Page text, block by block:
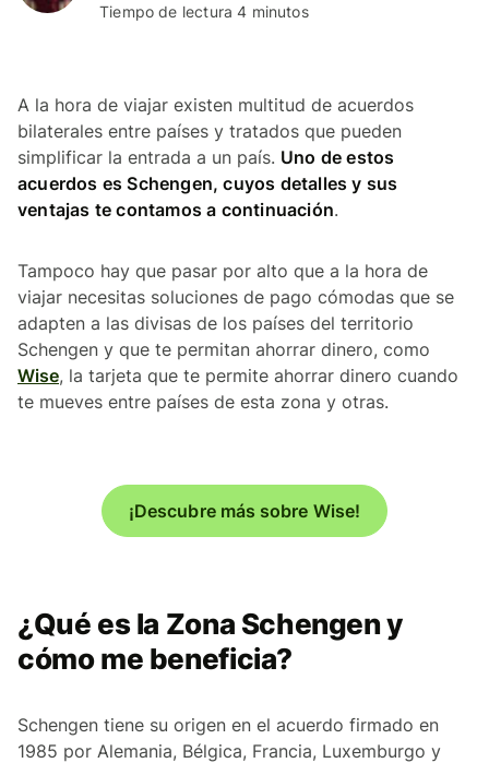
Tiempo de lectura 4 minutos
A la hora de viajar existen multitud de acuerdos
bilaterales entre países y tratados que pueden
simplificar la entrada a un país. Uno de estos
acuerdos es Schengen, cuyos detalles y sus
ventajas te contamos a continuación.
Tampoco hay que pasar por alto que a la hora de
viajar necesitas soluciones de pago cómodas que se
adapten a las divisas de los países del territorio
Schengen y que te permitan ahorrar dinero, como
Wise, la tarjeta que te permite ahorrar dinero cuando
te mueves entre países de esta zona y otras.
¡Descubre más sobre Wise!
¿Qué es la Zona Schengen y
cómo me beneficia?
Schengen tiene su origen en el acuerdo firmado en
1985 por Alemania, Bélgica, Francia, Luxemburgo y